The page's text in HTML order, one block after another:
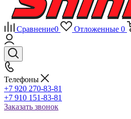
Сравнение0 Отложенные 0
Телефоны
+7 920 270-83-81
+7 910 151-83-81
Заказать звонок